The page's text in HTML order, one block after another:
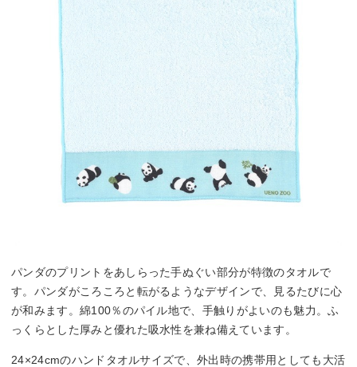
パンダのプリントをあしらった手ぬぐい部分が特徴のタオルで
す。パンダがころころと転がるようなデザインで、見るたびに心
が和みます。綿100％のパイル地で、手触りがよいのも魅力。ふ
っくらとした厚みと優れた吸水性を兼ね備えています。
24×24cmのハンドタオルサイズで、外出時の携帯用としても大活